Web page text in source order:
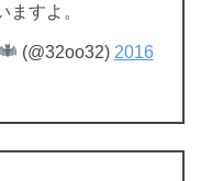
ますよ。
(@32oo32) 2016